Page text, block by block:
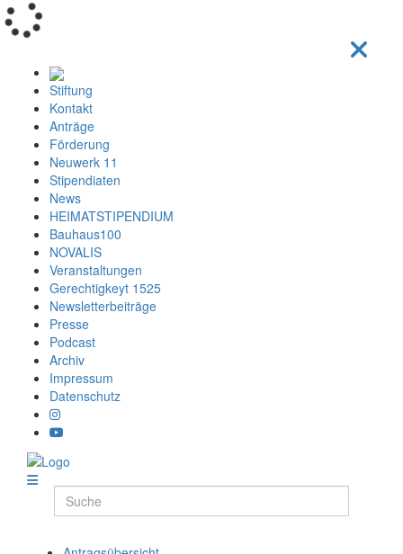
Stiftung
Kontakt
Anträge
Förderung
Neuwerk 11
Stipendiaten
News
HEIMATSTIPENDIUM
Bauhaus100
NOVALIS
Veranstaltungen
Gerechtigkeyt 1525
Newsletterbeiträge
Presse
Podcast
Archiv
Impressum
Datenschutz